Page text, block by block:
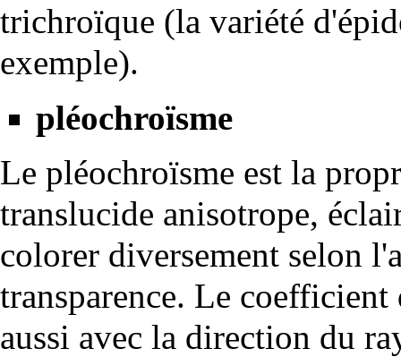
trichroïque (la variété d'
exemple).
pléochroïsme
Le pléochroïsme est la
translucide anisotrope,
colorer diversement selon
transparence. Le
aussi avec la direction du